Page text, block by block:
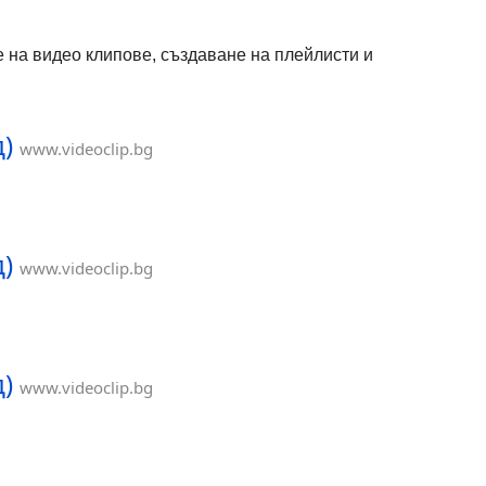
преведен на дари. Същата година
започва излъчването на сериала и в
видео клипове, създаване на плейлисти и
www.videoclip.bg
www.videoclip.bg
www.videoclip.bg